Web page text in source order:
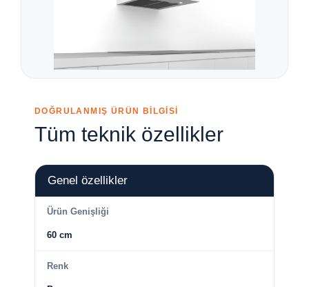
DOĞRULANMIŞ ÜRÜN BİLGİSİ
Tüm teknik özellikler
Genel özellikler
Ürün Genişliği
60 cm
Renk